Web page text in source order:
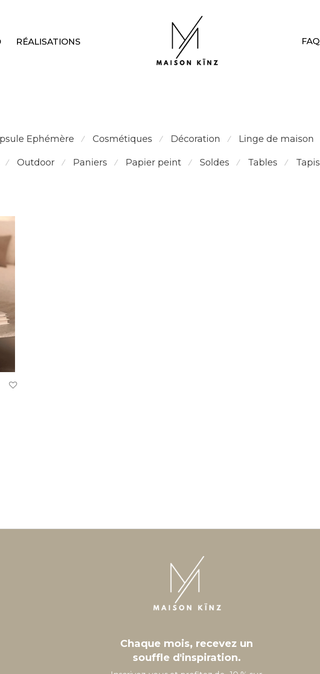
RÉALISATIONS FAQ
Ephémère ⁄ Cosmétiques ⁄ Décoration ⁄ Linge de maison
⁄ Outdoor ⁄ Paniers ⁄ Papier peint ⁄ Soldes ⁄ Tables ⁄ Tapis
Chaque mois, recevez un
souffle d'inspiration.